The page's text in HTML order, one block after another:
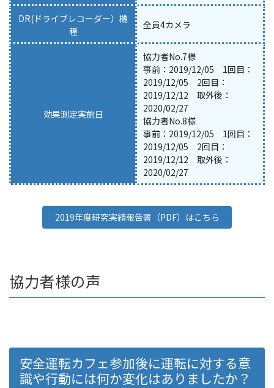
DR(ドライブレコーダー）機
種
全員4カメラ
効果測定実施日
協力者No.7様
事前：2019/12/05 1回目：
2019/12/05 2回目：
2019/12/12 取外後：
2020/02/27
協力者No.8様
事前：2019/12/05 1回目：
2019/12/05 2回目：
2019/12/12 取外後：
2020/02/27
2019年度研究実績報告書（PDF）はこちら
協力者様の声
安全運転カフェ参加後に運転に対する意
識や行動には何か変化はありましたか？